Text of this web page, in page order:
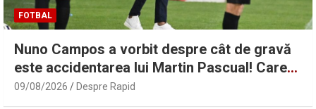
FOTBAL
Nuno Campos a vorbit despre cât de gravă
este accidentarea lui Martin Pascual! Care
este situația lui Karamoko | Sport.ro
09/08/2026 Despre Rapid